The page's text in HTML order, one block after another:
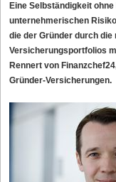
Eine Selbständigkeit
unternehmerischen
die der Gründer durch
Versicherungsportfolios
Rennert von
Gründer-Versicherungen.